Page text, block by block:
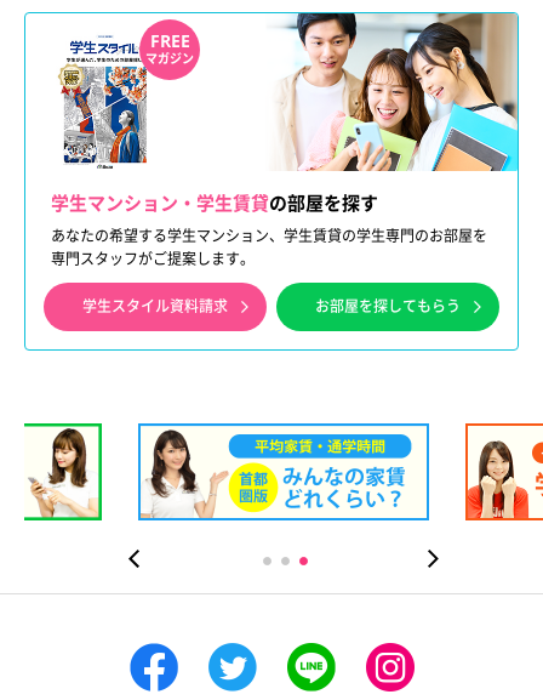
FREE
マガジン
学生マンション・学生賃貸の部屋を探す
あなたの希望する学生マンション、学生賃貸の学生専門のお部屋を
専門スタッフがご提案します。
学生スタイル資料請求 お部屋を探してもらう